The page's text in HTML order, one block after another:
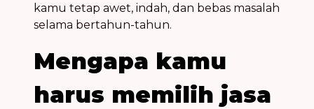
kamu tetap awet, indah, dan bebas masalah
selama bertahun-tahun.
Mengapa kamu
harus memilih jasa